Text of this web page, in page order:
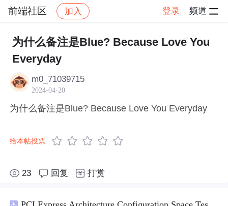
前端社区 加入 登录 频道
社区 前端社区 感慨
为什么备注是Blue? Because Love You
Everyday
m0_71039715
2024-04-20
为什么备注是Blue? Because Love You Everyday
给本帖投票
23 回复 打赏